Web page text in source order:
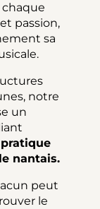
passion,
sa
notre
un
nantais.
peut
le